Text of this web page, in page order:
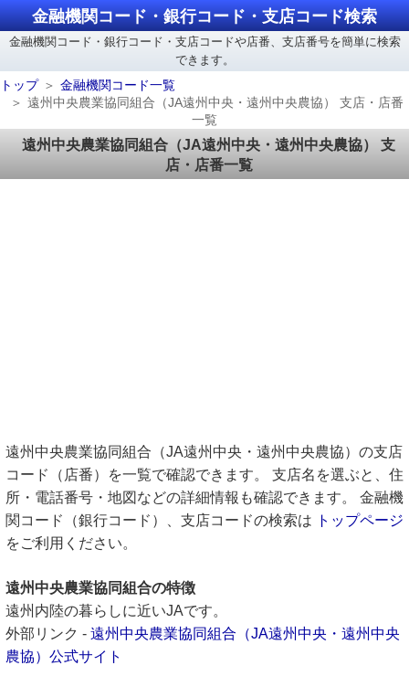
金融機関コード・銀行コード・支店コード検索
金融機関コード・銀行コード・支店コードや店番、支店番号を簡単に検索
できます。
トップ
金融機関コード一覧
遠州中央農業協同組合（JA遠州中央・遠州中央農協） 支店・店番
一覧
遠州中央農業協同組合（JA遠州中央・遠州中央農協） 支
店・店番一覧
遠州中央農業協同組合（JA遠州中央・遠州中央農協）の支店
コード（店番）を一覧で確認できます。 支店名を選ぶと、住
所・電話番号・地図などの詳細情報も確認できます。 金融機
関コード（銀行コード）、支店コードの検索は
トップページ
をご利用ください。
遠州中央農業協同組合の特徴
遠州内陸の暮らしに近いJAです。
外部リンク - 遠州中央農業協同組合（JA遠州中央・遠州中央
農協）公式サイト